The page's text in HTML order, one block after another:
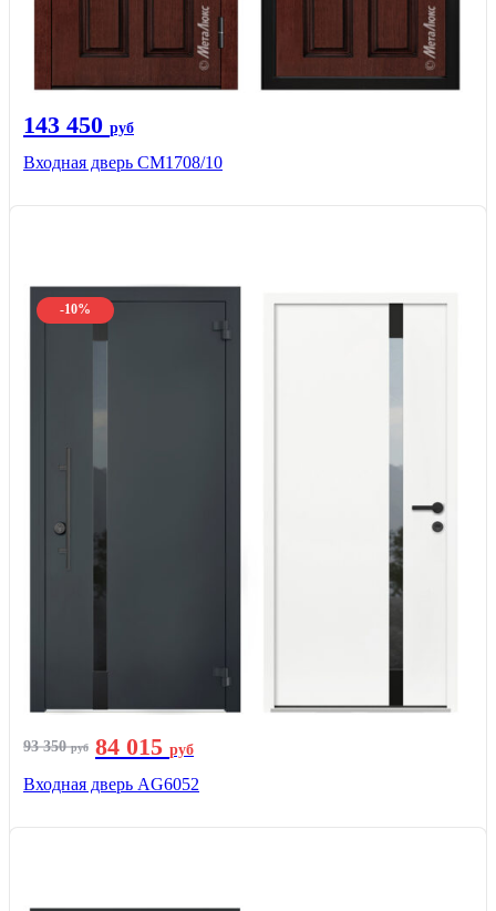
143 450 руб
Входная дверь CМ1708/10
-10%
93 350руб 84 015 руб
Входная дверь AG6052